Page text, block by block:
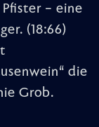
– eine
(18:66)
die
Grob.